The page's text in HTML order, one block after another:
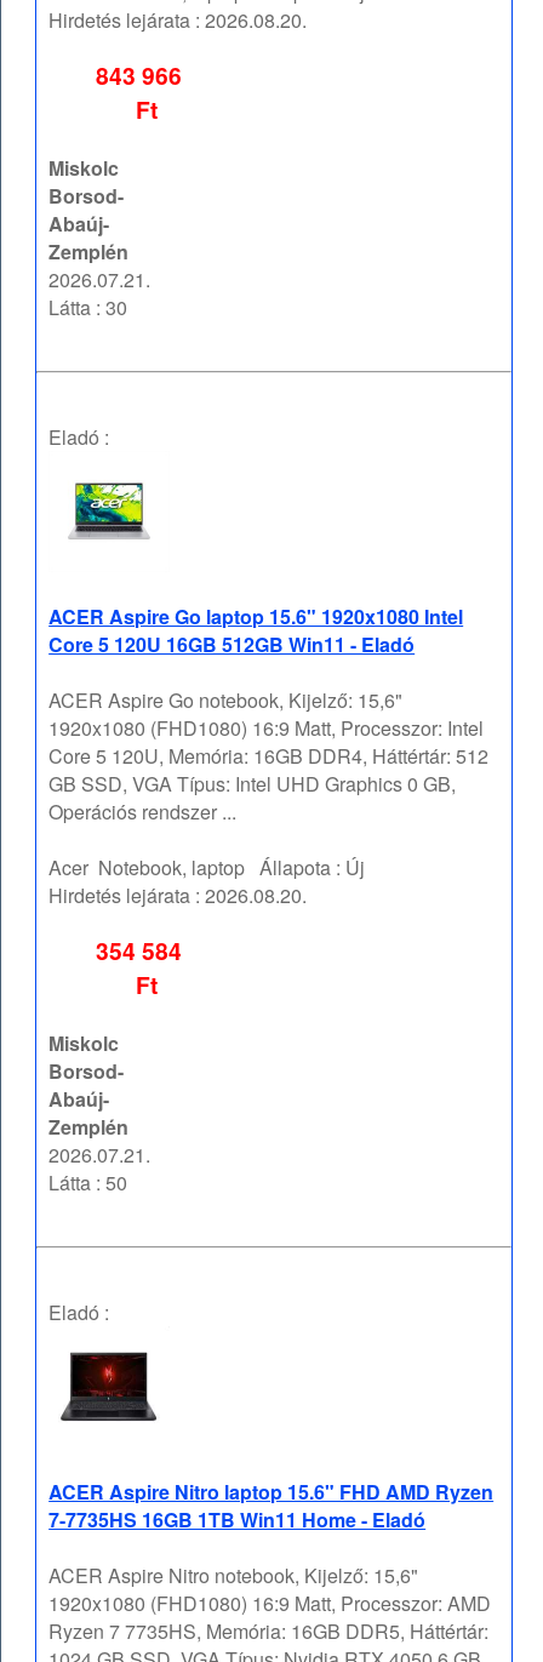
Hirdetés lejárata :2026.08.20.
843 966
Ft
Miskolc
Borsod-
Abaúj-
Zemplén
2026.07.21.
Látta : 30
Eladó :
ACER Aspire Go laptop 15.6" 1920x1080 Intel
Core 5 120U 16GB 512GB Win11 - Eladó
ACER Aspire Go notebook, Kijelző: 15,6"
1920x1080 (FHD1080) 16:9 Matt, Processzor: Intel
Core 5 120U, Memória: 16GB DDR4, Háttértár: 512
GB SSD, VGA Típus: Intel UHD Graphics 0 GB,
Operációs rendszer ...
Acer Notebook, laptop Állapota : Új
Hirdetés lejárata :2026.08.20.
354 584
Ft
Miskolc
Borsod-
Abaúj-
Zemplén
2026.07.21.
Látta : 50
Eladó :
ACER Aspire Nitro laptop 15.6" FHD AMD Ryzen
7-7735HS 16GB 1TB Win11 Home - Eladó
ACER Aspire Nitro notebook, Kijelző: 15,6"
1920x1080 (FHD1080) 16:9 Matt, Processzor: AMD
Ryzen 7 7735HS, Memória: 16GB DDR5, Háttértár: